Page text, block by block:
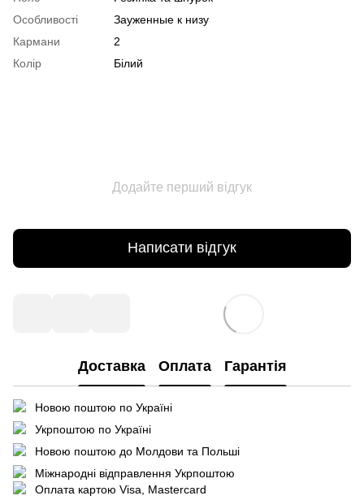
Особливості
Зауженные к низу
Кармани
2
Колір
Білий
Додайте перший відгук
Написати відгук
Доставка Оплата Гарантія
Новою поштою по Україні
Укрпоштою по Україні
Новою поштою до Молдови та Польші
Міжнародні відправлення Укрпоштою
Оплата картою Visa, Mastercard